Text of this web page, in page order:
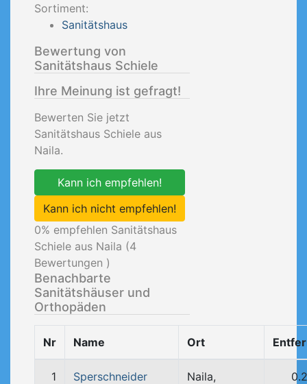
Sortiment:
Sanitätshaus
Bewertung von
Sanitätshaus Schiele
Ihre Meinung ist gefragt!
Bewerten Sie jetzt
Sanitätshaus Schiele aus
Naila.
Kann ich empfehlen!
Kann ich nicht empfehlen!
0% empfehlen Sanitätshaus
Schiele aus Naila (4
Bewertungen )
Benachbarte
Sanitätshäuser und
Orthopäden
Nr Name Ort
1
Sperschneider
Naila,